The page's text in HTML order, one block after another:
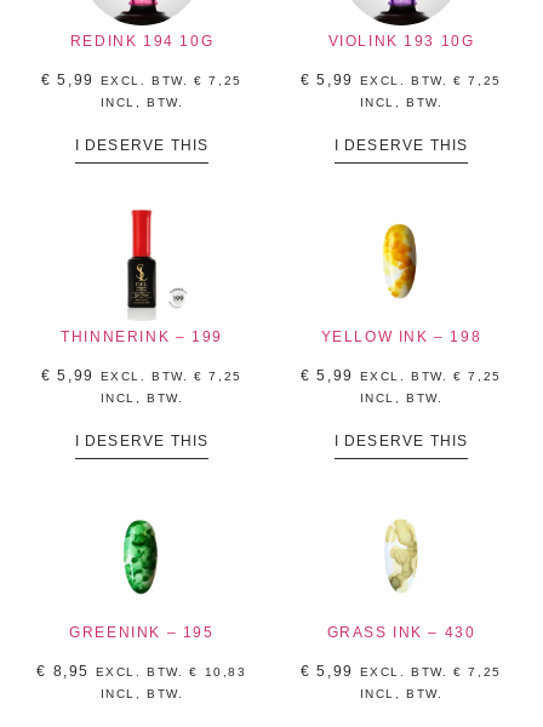
REDINK 194 10G
€ 5,99 EXCL. BTW.€ 7,25
INCL, BTW.
I DESERVE THIS
VIOLINK 193 10G
€ 5,99 EXCL. BTW.€ 7,25
INCL, BTW.
I DESERVE THIS
THINNERINK – 199
€ 5,99 EXCL. BTW.€ 7,25
INCL, BTW.
I DESERVE THIS
YELLOW INK – 198
€ 5,99 EXCL. BTW.€ 7,25
INCL, BTW.
I DESERVE THIS
GREENINK – 195
€ 8,95 EXCL. BTW.€
10,83
INCL, BTW.
GRASS INK – 430
€ 5,99 EXCL. BTW.€ 7,25
INCL, BTW.